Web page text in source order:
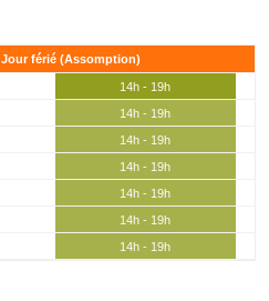
Jour férié (Assomption)
14h - 19h
14h - 19h
14h - 19h
14h - 19h
14h - 19h
14h - 19h
14h - 19h